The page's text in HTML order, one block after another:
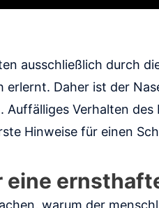
ausschließlich durch
Daher ist der
Verhalten
Hinweise für einen
warum der